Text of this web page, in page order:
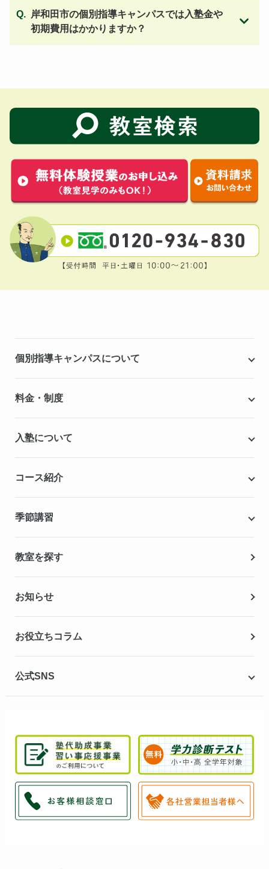
岸和田市の個別指導キャンパスでは入塾金や
初期費用はかかりますか？
個別指導キャンパスについて
こだわりの個別指導専用教材
料金・制度
無料学力診断テスト
入塾について
無料体験授業
コース紹介
高校生の個別指導コース
季節講習
冬期講習
教室を探す
お知らせ
お役立ちコラム
公式SNS